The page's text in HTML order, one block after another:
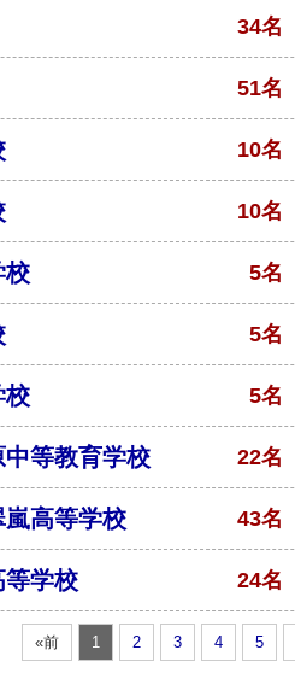
34名
51名
10名
10名
校 5名
5名
校 5名
等教育学校 22名
高等学校 43名
等学校 24名
«前 1 2 3 4 5